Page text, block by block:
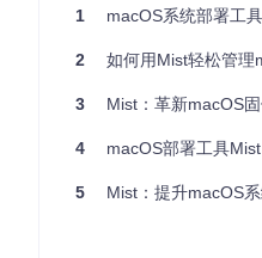
打开终端执行以下命令克
git clone
第二步：配置必要系统权限
为确保MIST正常工作，需
打开"系统设置" > "隐
1 macOS系统部署工
2 如何用Mist轻松管理
3 Mist：革新macOS
4 macOS部署工具
5 Mist：提升macOS